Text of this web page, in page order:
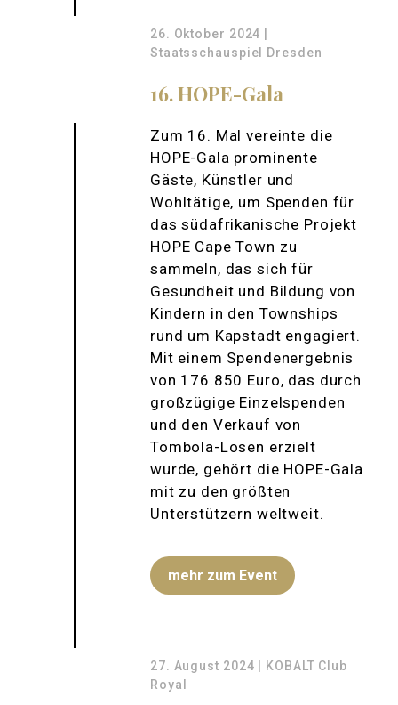
26. Oktober 2024 |
Staatsschauspiel Dresden
16. HOPE-Gala
Zum 16. Mal vereinte die
HOPE-Gala prominente
Gäste, Künstler und
Wohltätige, um Spenden für
das südafrikanische Projekt
HOPE Cape Town zu
sammeln, das sich für
Gesundheit und Bildung von
Kindern in den Townships
rund um Kapstadt engagiert.
Mit einem Spendenergebnis
von 176.850 Euro, das durch
großzügige Einzelspenden
und den Verkauf von
Tombola-Losen erzielt
wurde, gehört die HOPE-Gala
mit zu den größten
Unterstützern weltweit.
mehr zum Event
27. August 2024 | KOBALT Club
Royal